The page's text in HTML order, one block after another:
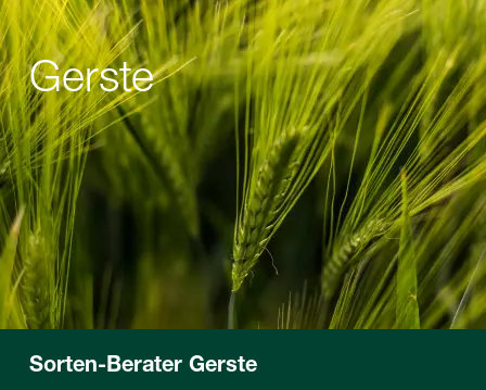
Gerste
Sorten-Berater Gerste